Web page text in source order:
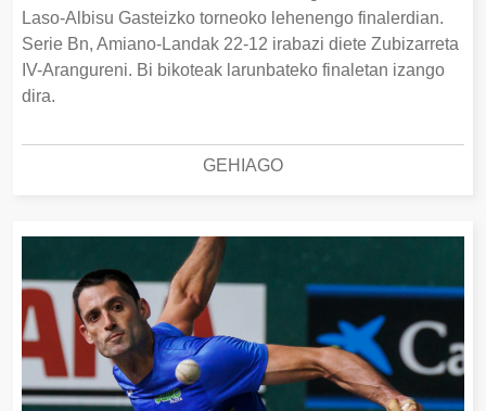
Laso-Albisu Gasteizko torneoko lehenengo finalerdian.
Serie Bn, Amiano-Landak 22-12 irabazi diete Zubizarreta
IV-Arangureni. Bi bikoteak larunbateko finaletan izango
dira.
GEHIAGO